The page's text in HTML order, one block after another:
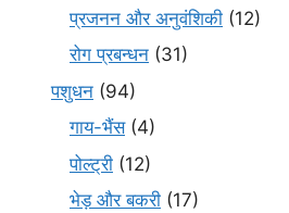
प्रजनन और अनुवंशिकी (12)
रोग प्रबन्धन (31)
पशुधन (94)
गाय-भैंस(4)
पोल्ट्री (12)
भेड़ और बकरी (17)